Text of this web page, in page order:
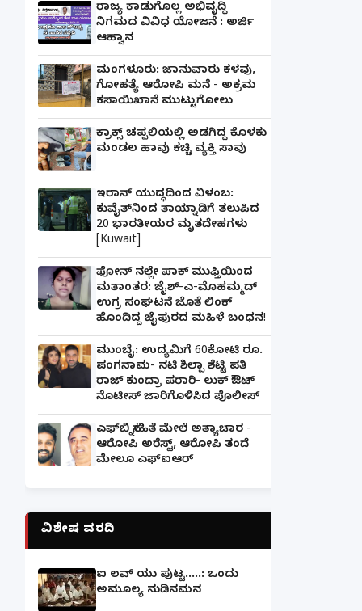
ರಾಜ್ಯ ಕಾಡುಗೊಲ್ಲ ಅಭಿವೃದ್ಧಿ
ನಿಗಮದ ವಿವಿಧ ಯೋಜನೆ : ಅರ್ಜಿ
ಆಹ್ವಾನ
ಮಂಗಳೂರು: ಜಾನುವಾರು ಕಳವು,
ಗೋಹತ್ಯೆ ಆರೋಪಿ ಮನೆ - ಅಕ್ರಮ
ಕಸಾಯಿಖಾನೆ ಮುಟ್ಟುಗೋಲು
ಕ್ರಾಕ್ಸ್ ಚಪ್ಪಲಿಯಲ್ಲಿ ಅಡಗಿದ್ದ ಕೊಳಕು
ಮಂಡಲ ಹಾವು ಕಚ್ಚಿ ವ್ಯಕ್ತಿ ಸಾವು
ಇರಾನ್ ಯುದ್ಧದಿಂದ ವಿಳಂಬ:
ಕುವೈತ್‌ನಿಂದ ತಾಯ್ನಾಡಿಗೆ ತಲುಪಿದ
20 ಭಾರತೀಯರ ಮೃತದೇಹಗಳು
[Kuwait]
ಫೋನ್ ನಲ್ಲೇ ಪಾಕ್ ಮುಫ್ತಿಯಿಂದ
ಮತಾಂತರ: ಜೈಶ್-ಎ-ಮೊಹಮ್ಮದ್
ಉಗ್ರ ಸಂಘಟನೆ ಜೊತೆ ಲಿಂಕ್
ಹೊಂದಿದ್ದ ಜೈಪುರದ ಮಹಿಳೆ ಬಂಧನ!
ಮುಂಬೈ: ಉದ್ಯಮಿಗೆ 60ಕೋಟಿ ರೂ.
ಪಂಗನಾಮ- ನಟಿ ಶಿಲ್ಪಾ ಶೆಟ್ಟಿ ಪತಿ
ರಾಜ್ ಕುಂದ್ರಾ ಪರಾರಿ- ಲುಕ್ ಔಟ್
ನೊಟೀಸ್ ಜಾರಿಗೊಳಿಸಿದ ಪೊಲೀಸ್
ಎಫ್‌ಬಿ ಸ್ನೇಹಿತೆ ಮೇಲೆ ಅತ್ಯಾಚಾರ -
ಆರೋಪಿ ಅರೆಸ್ಟ್, ಆರೋಪಿ ತಂದೆ
ಮೇಲೂ ಎಫ್ಐಆರ್
ವಿಶೇಷ ವರದಿ
ಐ ಲವ್ ಯು ಪುಟ್ಟ.....: ಒಂದು
ಅಮೂಲ್ಯ ನುಡಿನಮನ